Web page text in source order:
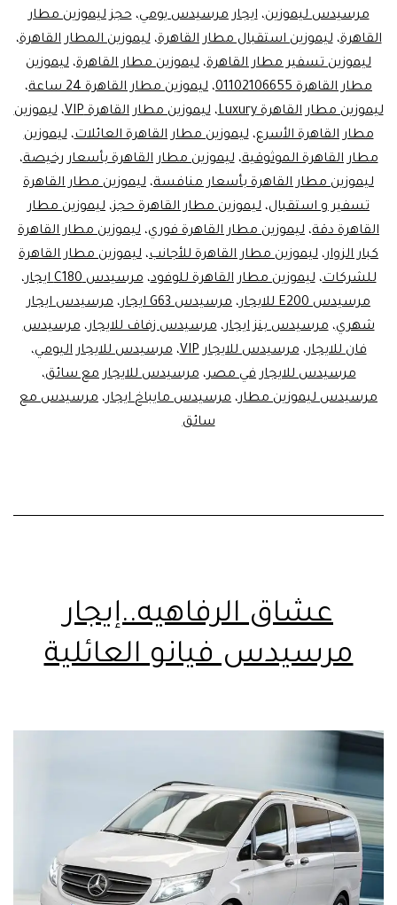
مرسيدس ليموزين،ايجار مرسيدس يومي،حجز ليموزين مطار
القاهرة،ليموزين استقبال مطار القاهرة،ليموزين المطار القاهرة،
ليموزين تسفير مطار القاهرة، ليموزين مطار القاهرة، ليموزين
مطار القاهرة 01102106655
، ليموزين مطار القاهرة 24 ساعة
،
ليموزين مطار القاهرة Luxury
،ليموزين مطار القاهرة VIP ،ليموزين
مطار القاهرة الأسرع،ليموزين مطار القاهرة العائلات،ليموزين
مطار القاهرة الموثوقية،ليموزين مطار القاهرة بأسعار رخيصة،
ليموزين مطار القاهرة بأسعار منافسة، ليموزين مطار القاهرة
تسفير و استقبال، ليموزين مطار القاهرة حجز، ليموزين مطار
القاهرة دقة، ليموزين مطار القاهرة فوري، ليموزين مطار القاهرة
كبار الزوار، ليموزين مطار القاهرة للأجانب، ليموزين مطار القاهرة
للشركات،ليموزين مطار القاهرة للوفود،مرسيدس C180 ايجار
،
مرسيدس E200 للايجار
، مرسيدس G63 ايجار ، مرسيدس ايجار
شهري،مرسيدس بنز ايجار،مرسيدس زفاف للايجار،مرسيدس
فان للايجار،مرسيدس للايجار VIP ،مرسيدس للايجار اليومي،
مرسيدس للايجار في مصر،مرسيدس للايجار مع سائق،
مرسيدس ليموزين مطار، مرسيدس مايباخ ايجار، مرسيدس مع
سائق
عشاق الرفاهيه..إيجار
مرسيدس فيانو العائلية